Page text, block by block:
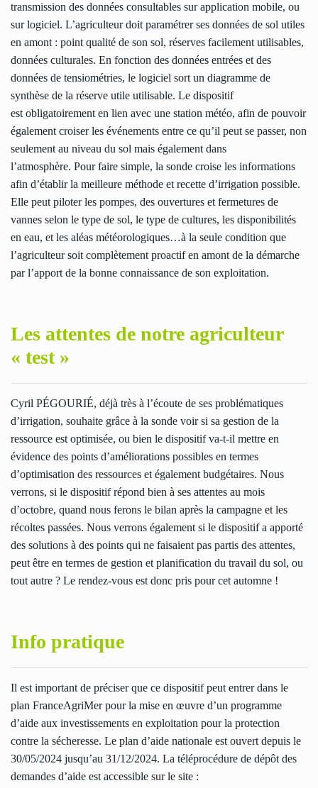
transmission des données consultables sur application mobile, ou
sur logiciel. L’agriculteur doit paramétrer ses données de sol utiles
en amont : point qualité de son sol, réserves facilement utilisables,
données culturales. En fonction des données entrées et des
données de tensiométries, le logiciel sort un diagramme de
synthèse de la réserve utile utilisable. Le dispositif
est obligatoirement en lien avec une station météo, afin de pouvoir
également croiser les événements entre ce qu’il peut se passer, non
seulement au niveau du sol mais également dans
l’atmosphère. Pour faire simple, la sonde croise les informations
afin d’établir la meilleure méthode et recette d’irrigation possible.
Elle peut piloter les pompes, des ouvertures et fermetures de
vannes selon le type de sol, le type de cultures, les disponibilités
en eau, et les aléas météorologiques…à la seule condition que
l’agriculteur soit complètement proactif en amont de la démarche
par l’apport de la bonne connaissance de son exploitation.
Les attentes de notre agriculteur
« test »
Cyril PÉGOURIÉ, déjà très à l’écoute de ses problématiques
d’irrigation, souhaite grâce à la sonde voir si sa gestion de la
ressource est optimisée, ou bien le dispositif va-t-il mettre en
évidence des points d’améliorations possibles en termes
d’optimisation des ressources et également budgétaires. Nous
verrons, si le dispositif répond bien à ses attentes au mois
d’octobre, quand nous ferons le bilan après la campagne et les
récoltes passées. Nous verrons également si le dispositif a apporté
des solutions à des points qui ne faisaient pas partis des attentes,
peut être en termes de gestion et planification du travail du sol, ou
tout autre ? Le rendez-vous est donc pris pour cet automne !
Info pratique
Il est important de préciser que ce dispositif peut entrer dans le
plan FranceAgriMer pour la mise en œuvre d’un programme
d’aide aux investissements en exploitation pour la protection
contre la sécheresse. Le plan d’aide nationale est ouvert depuis le
30/05/2024 jusqu’au 31/12/2024. La téléprocédure de dépôt des
demandes d’aide est accessible sur le site :